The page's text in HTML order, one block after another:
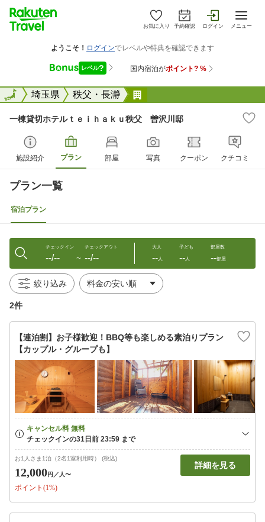
お気に入り 予約確認 ログイン メニュー
全国埼玉県 秩父・長瀞
全国
一棟貸切ホテルｔｅｉｈａｋｕ秩父 曽沢川邸
施設紹介 プラン 部屋 写真 クーポン クチコミ
プラン一覧
宿泊プラン
チェックイン
--/-- 〜
チェックアウト
--/--
大人
--人
子ども
--人
部屋数
--部屋
絞り込み
2件
【連泊割】お子様歓迎！BBQ等も楽しめる素泊りプラン
【カップル・グループも】
お1人さま1泊（2名1室利用時） (税込)
12,000円 ／人〜
ポイント(1%)
詳細を見る